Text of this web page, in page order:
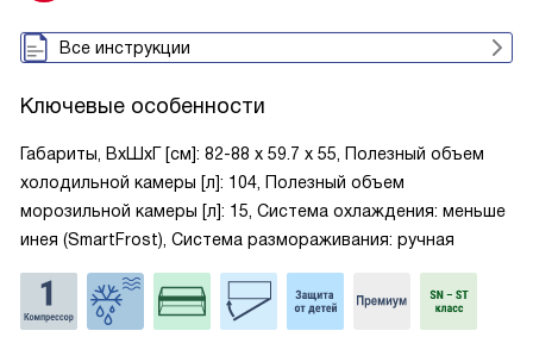
Все инструкции
Ключевые особенности
Габариты, ВxШxГ [см]: 82-88 х 59.7 х 55, Полезный объем
холодильной камеры [л]: 104, Полезный объем
морозильной камеры [л]: 15, Система охлаждения: меньше
инея (SmartFrost), Система размораживания: ручная